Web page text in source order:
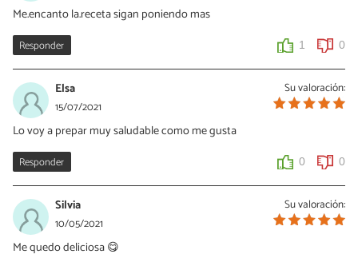
Me.encanto la.receta sigan poniendo mas
Responder 1 0
Su valoración:
Elsa
15/07/2021
Lo voy a prepar muy saludable como me gusta
Responder 0 0
Su valoración:
Silvia
10/05/2021
Me quedo deliciosa 😋